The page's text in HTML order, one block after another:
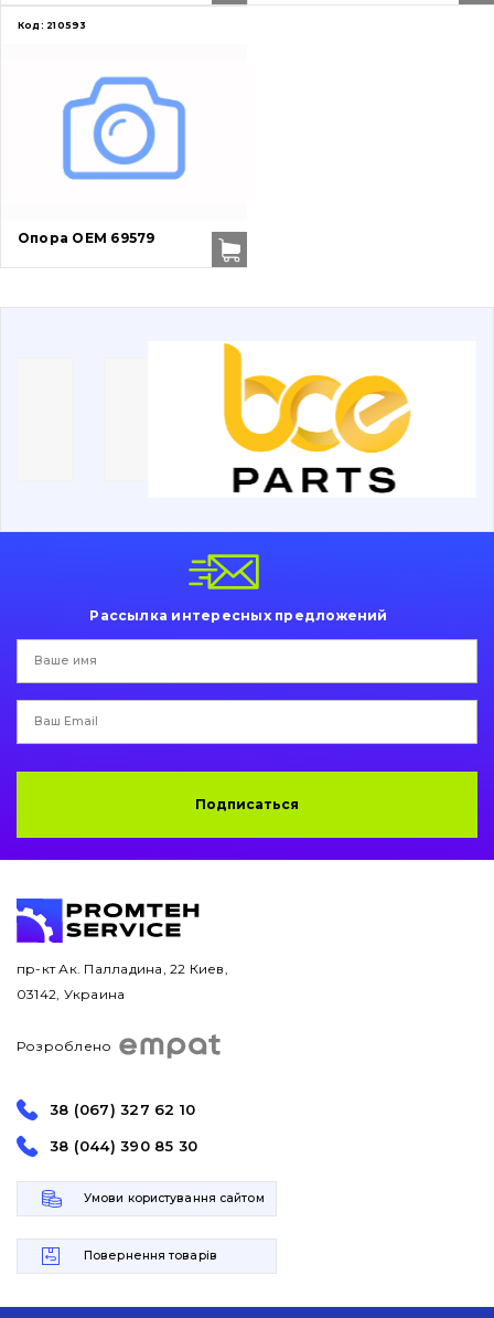
Трансмиссия
Рама и кузов
Буровой инструмент
Код: 210593
Опора OEM 69579
Рассылка интересных предложений
Подписаться
пр-кт Ак. Палладина, 22 Киев,
03142, Украина
Розроблено
38 (067) 327 62 10
38 (044) 390 85 30
Умови користування сайтом
Повернення товарів